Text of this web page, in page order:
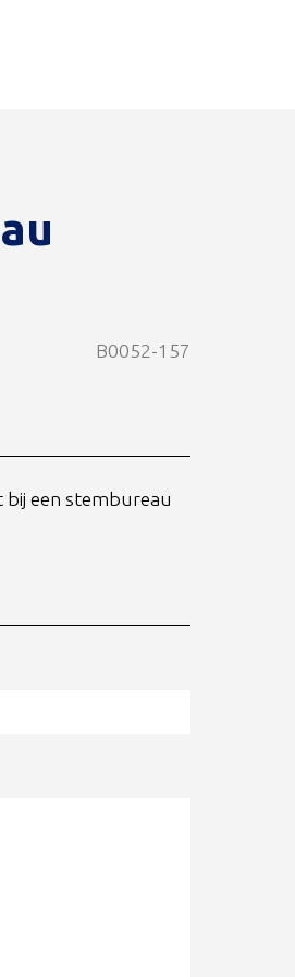
B0052-157
een stembureau